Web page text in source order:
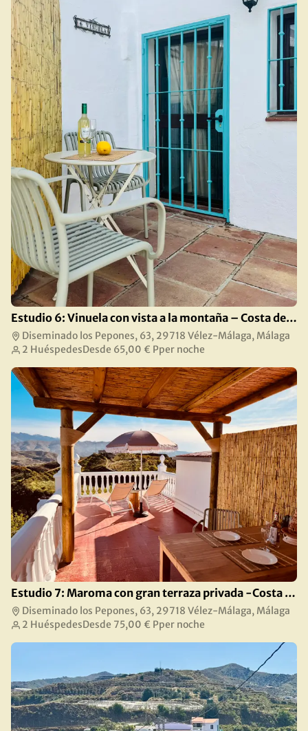
Estudio 6: Vinuela con vista a la montaña – Costa del Sol
Diseminado los Pepones, 63, 29718 Vélez-Málaga, Málaga
2 HuéspedesDesde 65,00 € Pper noche
Estudio 7: Maroma con gran terraza privada -Costa del Sol
Diseminado los Pepones, 63, 29718 Vélez-Málaga, Málaga
2 HuéspedesDesde 75,00 € Pper noche